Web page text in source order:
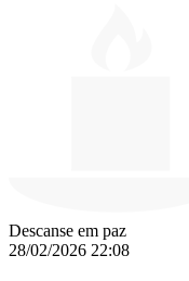
Descanse em paz
28/02/2026 22:08